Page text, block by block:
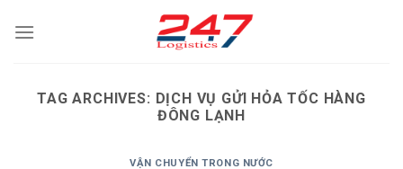
TAG ARCHIVES: DỊCH VỤ GỬI HỎA TỐC HÀNG
ĐÔNG LẠNH
VẬN CHUYỂN TRONG NƯỚC